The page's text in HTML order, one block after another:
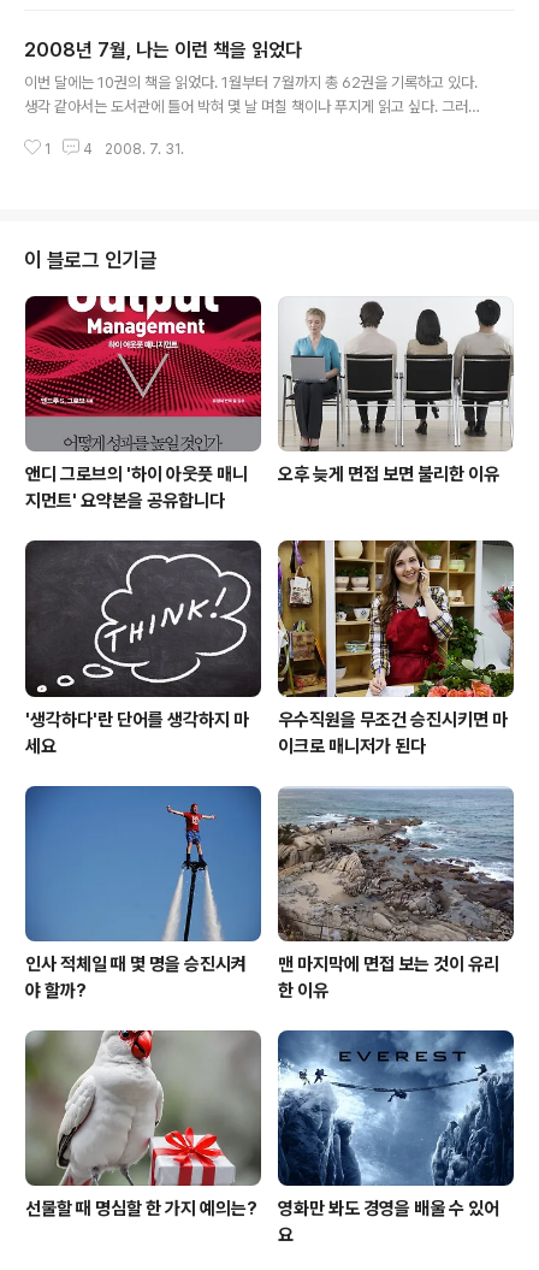
이가 하나도 없는 책이라고 말하지만, 나는 알렝 드 보통의 문체가 마음에 들었
다. 나도 여행 에세이 책 하나 내고 싶어질 만큼. 최악의 시나리오 : 정책 수립시
최악의 시나리오를 어떻게 다뤄야 하는지에 관한 책이다. 좀 어렵다. 200 ..
2008년 7월, 나는 이런 책을 읽었다
이번 달에는 10권의 책을 읽었다. 1월부터 7월까지 총 62권을 기록하고 있다.
생각 같아서는 도서관에 틀어 박혀 몇 날 며칠 책이나 푸지게 읽고 싶다. 그러면
있다 : 나폴레옹 힐의 고전적인(?) 자기계발서다. 20년 전 쯤 산 책인데, 이제야
까? 와일즈의 증명이 그토록 난해한 걸 보면, 페르마는 단지 추론했을 뿐이라는
생각이 든다. 재미있는 책이니 읽어 볼 것을 권한다. 레오나르도 ..
1 4 2008. 7. 31.
이 블로그 인기글
앤디 그로브의 '하이 아웃풋 매니
지먼트' 요약본을 공유합니다
오후 늦게 면접 보면 불리한 이유
'생각하다'란 단어를 생각하지 마
세요
우수직원을 무조건 승진시키면 마
이크로 매니저가 된다
인사 적체일 때 몇 명을 승진시켜
야 할까?
맨 마지막에 면접 보는 것이 유리
한 이유
선물할 때 명심할 한 가지 예의는?
영화만 봐도 경영을 배울 수 있어
요